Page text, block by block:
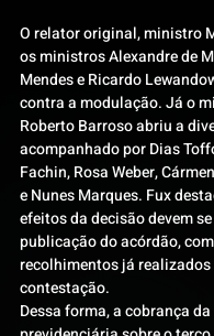
O relator original, ministro
os ministros Alexandre de
Mendes e Ricardo
contra a modulação. Já o
Roberto Barroso abriu a
acompanhado por Dias
Fachin, Rosa Weber,
e Nunes Marques. Fux
efeitos da decisão devem
publicação do acórdão,
recolhimentos já realizados
contestação.
Dessa forma, a cobrança